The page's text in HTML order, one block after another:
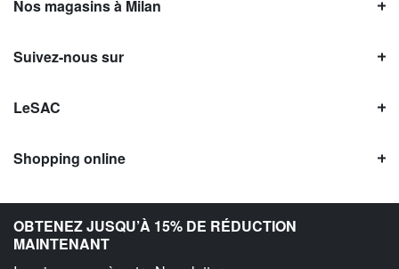
OBTENEZ JUSQU’À 15% DE RÉDUCTION
MAINTENANT
Nos magasins à Milan
Suivez-nous sur
LeSAC
Shopping online
Avis LeSAC